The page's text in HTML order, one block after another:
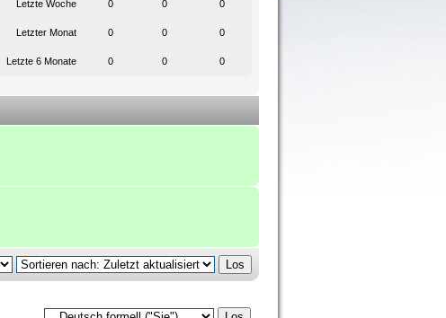
Letzte Woche 0 0 0
Letzter Monat 0 0 0
Letzte 6 Monate 0 0 0